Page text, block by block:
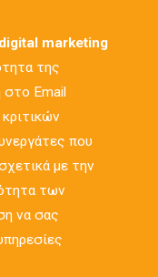
marketing
της
στο Email
που
με την
των
να σας